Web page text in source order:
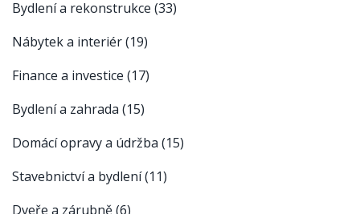
Bydlení a rekonstrukce (33)
Nábytek a interiér(19)
Finance a investice (17)
Bydlení a zahrada (15)
Domácí opravy a údržba (15)
Stavebnictví a bydlení(11)
Dveře a zárubně(6)